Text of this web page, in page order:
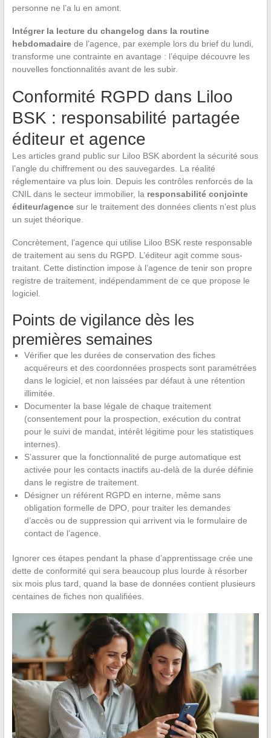
personne ne l’a lu en amont.
Intégrer la lecture du changelog dans la routine
hebdomadairede l’agence, par exemple lors du brief du lundi,
transforme une contrainte en avantage : l’équipe découvre les
nouvelles fonctionnalités avant de les subir.
Conformité RGPD dans Liloo
BSK : responsabilité partagée
éditeur et agence
Les articles grand public sur Liloo BSK abordent la sécurité sous
l’angle du chiffrement ou des sauvegardes. La réalité
réglementaire va plus loin. Depuis les contrôles renforcés de la
CNIL dans le secteur immobilier, la responsabilité conjointe
éditeur/agencesur le traitement des données clients n’est plus
un sujet théorique.
Concrètement, l’agence qui utilise Liloo BSK reste responsable
de traitement au sens du RGPD. L’éditeur agit comme sous-
traitant. Cette distinction impose à l’agence de tenir son propre
registre de traitement, indépendamment de ce que propose le
logiciel.
Points de vigilance dès les
premières semaines
Vérifier que les durées de conservation des fiches
acquéreurs et des coordonnées prospects sont paramétrées
dans le logiciel, et non laissées par défaut à une rétention
illimitée.
Documenter la base légale de chaque traitement
(consentement pour la prospection, exécution du contrat
pour le suivi de mandat, intérêt légitime pour les statistiques
internes).
S’assurer que la fonctionnalité de purge automatique est
activée pour les contacts inactifs au-delà de la durée définie
dans le registre de traitement.
Désigner un référent RGPD en interne, même sans
obligation formelle de DPO, pour traiter les demandes
d’accès ou de suppression qui arrivent via le formulaire de
contact de l’agence.
Ignorer ces étapes pendant la phase d’apprentissage crée une
dette de conformité qui sera beaucoup plus lourde à résorber
six mois plus tard, quand la base de données contient plusieurs
centaines de fiches non qualifiées.